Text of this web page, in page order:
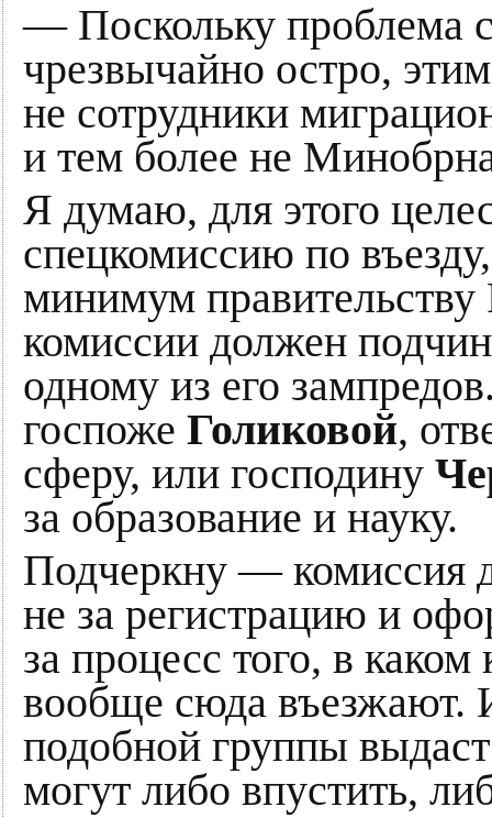
— Поскольку проблема
чрезвычайно остро,
не сотрудники
и тем более не
Я думаю, для этого
спецкомиссию по
минимум
комиссии должен
одному из его
госпоже Голиковой,
сферу, или господину
за образование и науку.
Подчеркну — комиссия
не за регистрацию и
за процесс того, в
вообще сюда въезжают.
подобной группы
могут либо впустить,